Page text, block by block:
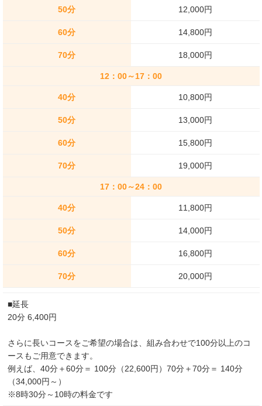
50分 12,000円
60分 14,800円
70分 18,000円
12：00～17：00
40分 10,800円
50分 13,000円
60分 15,800円
70分 19,000円
17：00～24：00
40分 11,800円
50分 14,000円
60分 16,800円
70分 20,000円
■延長
20分 6,400円
さらに長いコースをご希望の場合は、組み合わせで100分以上のコ
ースもご用意できます。
例えば、40分＋60分＝ 100分（22,600円）70分＋70分＝ 140分
（34,000円～）
※8時30分～10時の料金です